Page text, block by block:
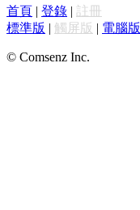
首頁 | 登錄 | 註冊
標準版 | 觸屏版 | 電腦版
© Comsenz Inc.